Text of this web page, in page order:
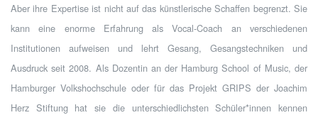
Aber ihre Expertise ist nicht auf das künstlerische Schaffen begrenzt. Sie
kann eine enorme Erfahrung als Vocal-Coach an verschiedenen
Institutionen aufweisen und lehrt Gesang, Gesangstechniken und
Ausdruck seit 2008. Als Dozentin an der Hamburg School of Music, der
Hamburger Volkshochschule oder für das Projekt GRIPS der Joachim
Herz Stiftung hat sie die unterschiedlichsten Schüler*innen kennen